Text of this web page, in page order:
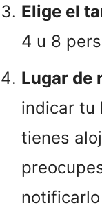
Elige el
4 u 8
Lugar de
indicar tu
tienes